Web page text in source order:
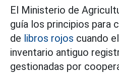
El Ministerio de
guía los principios para
de libros rojos cuando
inventario antiguo
gestionadas por